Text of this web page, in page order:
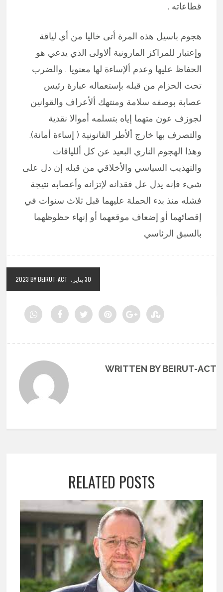
قطاعاته .
هجوم باسيل هذه المرة أتى خاليا من أي لياقة
وإعتبار للمراكز المارونية ألاولى الذي يدعي هو
الحفاظ عليها وعدم ألإساءة لها معنويا . والضرب
تحت الحزام من قبله بإستعماله عبارة رئيس
عصابة بوصفه سلامة ومنتهك ألأعراف والقوانين
لجوزف عون متهما إياه بتسلمه أموالا نقدية
والتصرف بها خارج ألأطر القانونية ( إساءة أمانة).
وهذا الهجوم الناري البعيد عن كل أللياقات
والتهذيب السياسي والأخلاقي من قبله إن دل على
شيء فإنه يدل عل فقدانه لإتزانه وأعصابه نتيجة
فشله منذ بدء الحملة عليهما قبل ثلاث سنوات في
إقصائهما أو إضعاف موقعهما أو إنهاء حظوظهما
بالسبق الرئاسي
30 يناير، 2023 BY BEIRUT-ACT
WRITTEN BY BEIRUT-ACT
RELATED POSTS